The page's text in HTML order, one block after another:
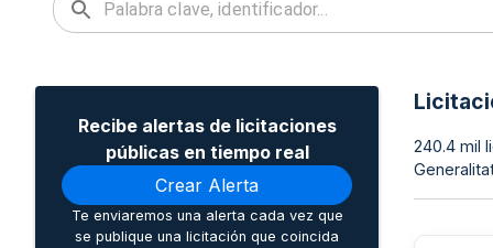
Recibe alertas de licitaciones
públicas en tiempo real
Crear Alerta
Te enviaremos una alerta cada vez que
se publique una licitación que coincida
240.4 mil